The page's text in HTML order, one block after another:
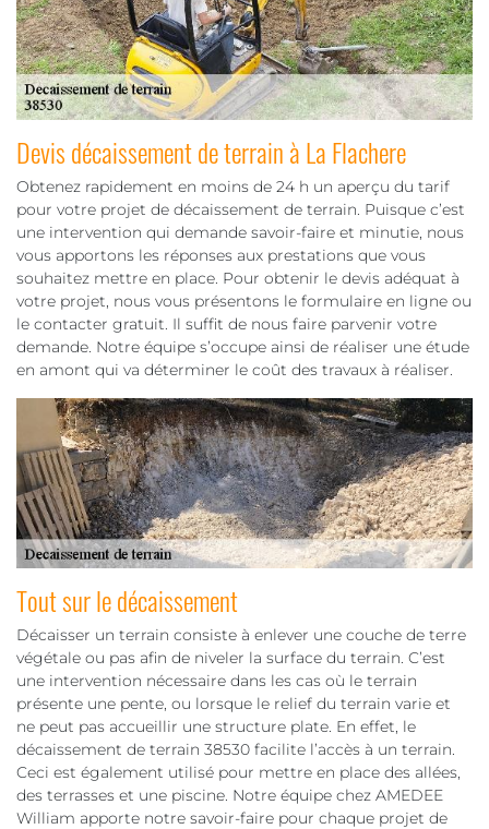
Devis décaissement de terrain à La Flachere
Obtenez rapidement en moins de 24 h un aperçu du tarif
pour votre projet de décaissement de terrain. Puisque c’est
une intervention qui demande savoir-faire et minutie, nous
vous apportons les réponses aux prestations que vous
souhaitez mettre en place. Pour obtenir le devis adéquat à
votre projet, nous vous présentons le formulaire en ligne ou
le contacter gratuit. Il suffit de nous faire parvenir votre
demande. Notre équipe s’occupe ainsi de réaliser une étude
en amont qui va déterminer le coût des travaux à réaliser.
Tout sur le décaissement
Décaisser un terrain consiste à enlever une couche de terre
végétale ou pas afin de niveler la surface du terrain. C’est
une intervention nécessaire dans les cas où le terrain
présente une pente, ou lorsque le relief du terrain varie et
ne peut pas accueillir une structure plate. En effet, le
décaissement de terrain 38530 facilite l’accès à un terrain.
Ceci est également utilisé pour mettre en place des allées,
des terrasses et une piscine. Notre équipe chez AMEDEE
William apporte notre savoir-faire pour chaque projet de